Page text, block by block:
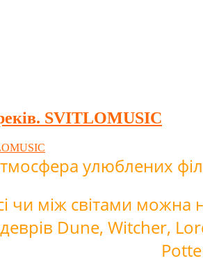
SVITLOMUSIC
улюблених
чи між світами можна
Dune, Witcher,